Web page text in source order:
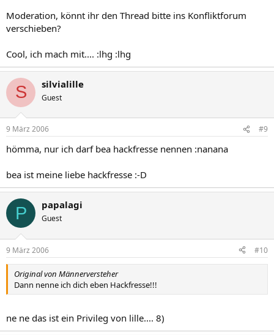
Moderation, könnt ihr den Thread bitte ins Konfliktforum
verschieben?
Cool, ich mach mit.... :lhg :lhg
S silvialille
Guest
9 März 2006 #9
hömma, nur ich darf bea hackfresse nennen :nanana
bea ist meine liebe hackfresse :-D
P papalagi
Guest
9 März 2006 #10
Original von Männerversteher
Dann nenne ich dich eben Hackfresse!!!
ne ne das ist ein Privileg von lille.... 8)